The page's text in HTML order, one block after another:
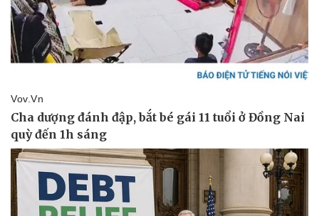
Vụ án
Tin nóng
Tư vấn luật
Vũ khí
Phân tích